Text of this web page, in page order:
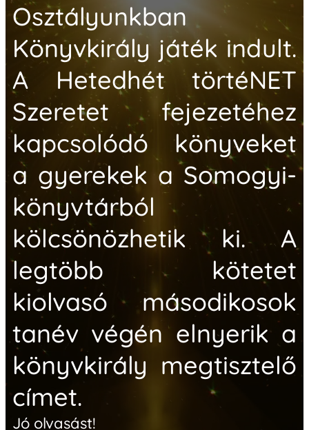
Osztályunkban
Könyvkirály játék indult.
A Hetedhét törtéNET
Szeretet fejezetéhez
kapcsolódó könyveket
a gyerekek a Somogyi-
könyvtárból
kölcsönözhetik ki. A
legtöbb kötetet
kiolvasó másodikosok
tanév végén elnyerik a
könyvkirály megtisztelő
címet.
Jó olvasást!